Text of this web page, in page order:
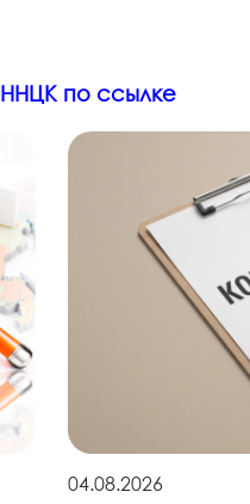
ННЦК по ссылке
04.08.2026